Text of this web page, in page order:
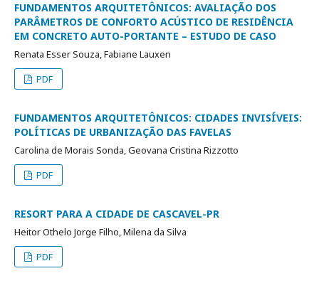
FUNDAMENTOS ARQUITETÔNICOS: AVALIAÇÃO DOS
PARÂMETROS DE CONFORTO ACÚSTICO DE RESIDÊNCIA
EM CONCRETO AUTO-PORTANTE – ESTUDO DE CASO
Renata Esser Souza, Fabiane Lauxen
PDF
FUNDAMENTOS ARQUITETÔNICOS: CIDADES INVISÍVEIS:
POLÍTICAS DE URBANIZAÇÃO DAS FAVELAS
Carolina de Morais Sonda, Geovana Cristina Rizzotto
PDF
RESORT PARA A CIDADE DE CASCAVEL-PR
Heitor Othelo Jorge Filho, Milena da Silva
PDF